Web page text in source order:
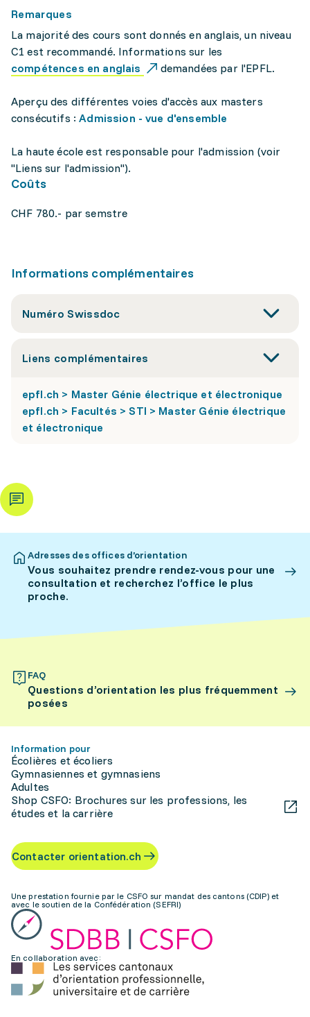
Remarques
La majorité des cours sont donnés en anglais, un niveau
C1 est recommandé. Informations sur les
compétences en anglais
demandées par l'EPFL.
Aperçu des différentes voies d'accès aux masters
consécutifs :Admission - vue d'ensemble
La haute école est responsable pour l'admission (voir
"Liens sur l'admission").
Coûts
CHF 780.- par semstre
Informations complémentaires
Numéro Swissdoc
Liens complémentaires
epfl.ch > Master Génie électrique et électronique
epfl.ch > Facultés > STI > Master Génie électrique
et électronique
Adresses des offices d’orientation
Vous souhaitez prendre rendez-vous pour une
consultation et recherchez l’office le plus
proche.
FAQ
Questions d’orientation les plus fréquemment
posées
Information pour
Écolières et écoliers
Gymnasiennes et gymnasiens
Adultes
Shop CSFO: Brochures sur les professions, les
études et la carrière
Contacter orientation.ch
Une prestation fournie par le CSFO sur mandat des cantons (CDIP) et
avec le soutien de la Confédération (SEFRI)
En collaboration avec: